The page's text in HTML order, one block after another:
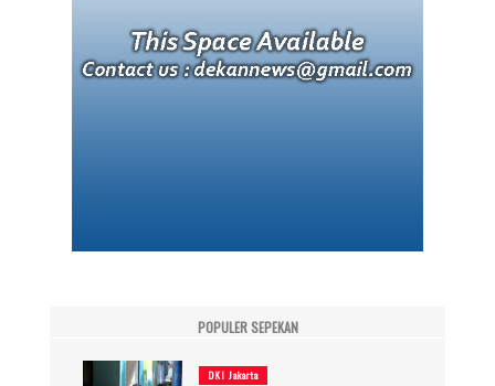
POPULER SEPEKAN
DKI Jakarta